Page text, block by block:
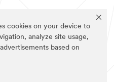
cookies on your device to
analyze site usage,
based on